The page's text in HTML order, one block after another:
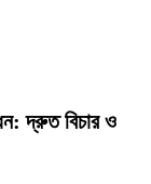
দ্রুত বিচার ও